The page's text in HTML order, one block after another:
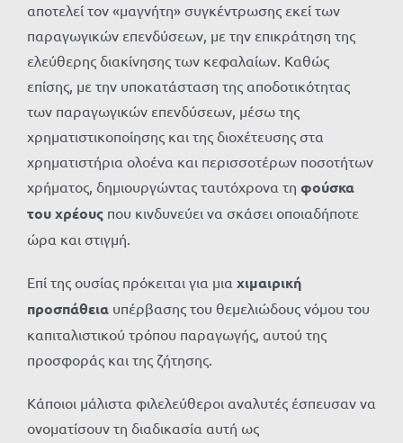
αποτελεί τον «μαγνήτη» συγκέντρωσης εκεί των
παραγωγικών επενδύσεων, με την επικράτηση της
ελεύθερης διακίνησης των κεφαλαίων. Καθώς
επίσης, με την υποκατάσταση της αποδοτικότητας
των παραγωγικών επενδύσεων, μέσω της
χρηματιστικοποίησης και της διοχέτευσης στα
χρηματιστήρια ολοένα και περισσοτέρων ποσοτήτων
χρήματος, δημιουργώντας ταυτόχρονα τη φούσκα
του χρέους που κινδυνεύει να σκάσει οποιαδήποτε
ώρα και στιγμή.
Επί της ουσίας πρόκειται για μια χιμαιρική
προσπάθεια υπέρβασης του θεμελιώδους νόμου του
καπιταλιστικού τρόπου παραγωγής, αυτού της
προσφοράς και της ζήτησης.
Κάποιοι μάλιστα φιλελεύθεροι αναλυτές έσπευσαν να
ονοματίσουν τη διαδικασία αυτή ως